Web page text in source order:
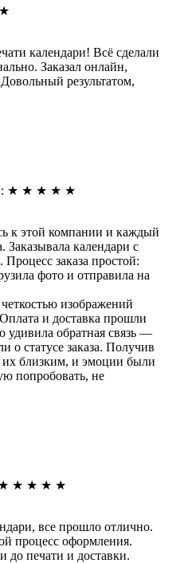
★
календари! Всё сделали
Заказал онлайн,
результатом,
: ★ ★ ★ ★ ★
к этой компании и каждый
Заказывала календари с
заказа простой:
фото и отправила на
изображений
и доставка прошли
удивила обратная связь —
о статусе заказа. Получив
их близким, и эмоции были
попробовать, не
★ ★ ★ ★
все прошло отлично.
процесс оформления.
до печати и доставки.